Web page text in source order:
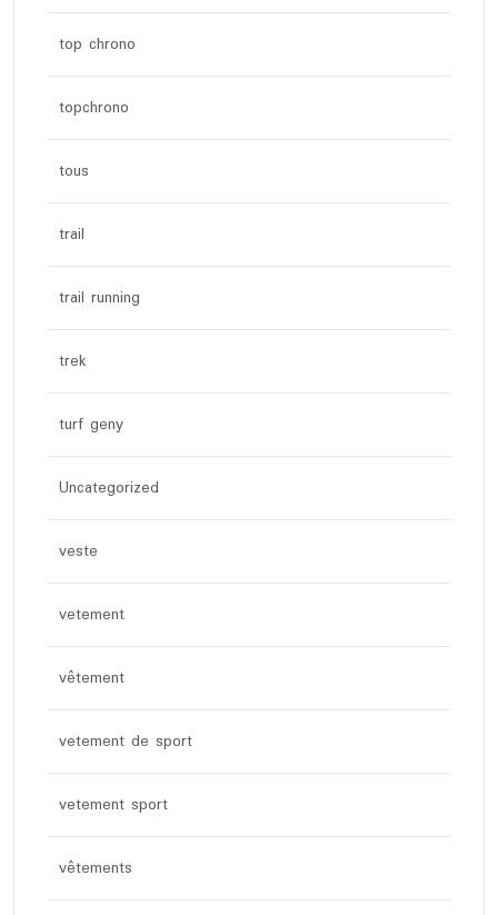
top chrono
topchrono
tous
trail
trail running
trek
turf geny
Uncategorized
veste
vetement
vêtement
vetement de sport
vetement sport
vêtements